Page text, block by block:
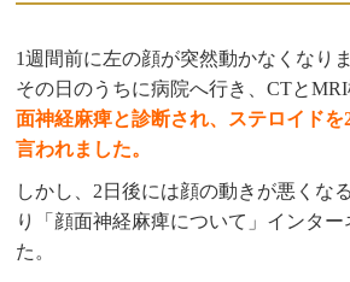
1週間前に左の顔が突然動かなくなりま
その日のうちに病院へ行き、CTとMRI
面神経麻痺と診断され、ステロイドを
言われました。
しかし、2日後には顔の動きが悪くな
り「顔面神経麻痺について」インタ
た。